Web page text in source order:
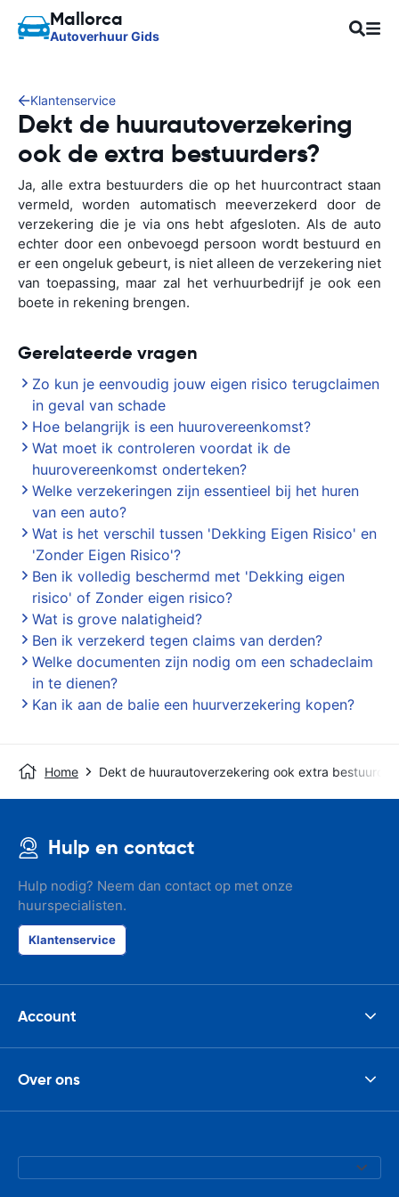
Mallorca
Autoverhuur Gids
Klantenservice
Dekt de huurautoverzekering
ook de extra bestuurders?
Ja, alle extra bestuurders die op het huurcontract staan
vermeld, worden automatisch meeverzekerd door de
verzekering die je via ons hebt afgesloten. Als de auto
echter door een onbevoegd persoon wordt bestuurd en
er een ongeluk gebeurt, is niet alleen de verzekering niet
van toepassing, maar zal het verhuurbedrijf je ook een
boete in rekening brengen.
Gerelateerde vragen
Zo kun je eenvoudig jouw eigen risico terugclaimen
in geval van schade
Hoe belangrijk is een huurovereenkomst?
Wat moet ik controleren voordat ik de
huurovereenkomst onderteken?
Welke verzekeringen zijn essentieel bij het huren
van een auto?
Wat is het verschil tussen 'Dekking Eigen Risico' en
'Zonder Eigen Risico'?
Ben ik volledig beschermd met 'Dekking eigen
risico' of Zonder eigen risico?
Wat is grove nalatigheid?
Ben ik verzekerd tegen claims van derden?
Welke documenten zijn nodig om een schadeclaim
in te dienen?
Kan ik aan de balie een huurverzekering kopen?
Home Dekt de huurautoverzekering ook extra
Hulp en contact
Hulp nodig? Neem dan contact op met onze
huurspecialisten.
Klantenservice
Account
Over ons